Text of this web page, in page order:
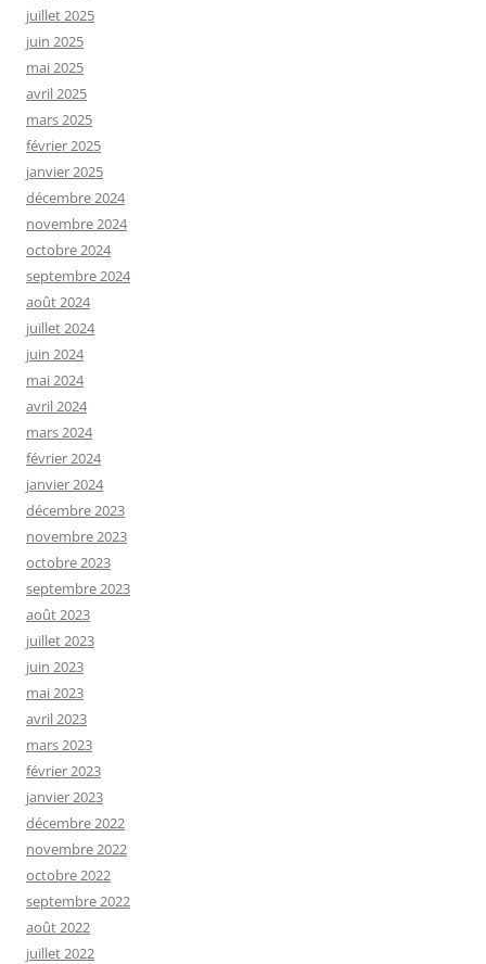
juillet 2025
juin 2025
mai 2025
avril 2025
mars 2025
février 2025
janvier 2025
décembre 2024
novembre 2024
octobre 2024
septembre 2024
août 2024
juillet 2024
juin 2024
mai 2024
avril 2024
mars 2024
février 2024
janvier 2024
décembre 2023
novembre 2023
octobre 2023
septembre 2023
août 2023
juillet 2023
juin 2023
mai 2023
avril 2023
mars 2023
février 2023
janvier 2023
décembre 2022
novembre 2022
octobre 2022
septembre 2022
août 2022
juillet 2022